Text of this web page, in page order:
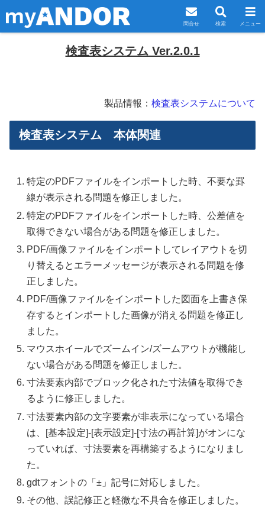
検査表システム Ver.2.0.1
製品情報： 検査表システムについて
検査表システム 本体関連
特定のPDFファイルをインポートした時、不要な罫
線が表示される問題を修正しました。
特定のPDFファイルをインポートした時、公差値を
取得できない場合がある問題を修正しました。
PDF/画像ファイルをインポートしてレイアウトを切
り替えるとエラーメッセージが表示される問題を修
正しました。
PDF/画像ファイルをインポートした図面を上書き保
存するとインポートした画像が消える問題を修正し
ました。
マウスホイールでズームイン/ズームアウトが機能し
ない場合がある問題を修正しました。
寸法要素内部でブロック化された寸法値を取得でき
るように修正しました。
寸法要素内部の文字要素が非表示になっている場合
は、[基本設定]-[表示設定]-[寸法の再計算]がオンにな
っていれば、寸法要素を再構築するようになりまし
た。
gdtフォントの「±」記号に対応しました。
その他、誤記修正と軽微な不具合を修正しました。
問合せ 検索 メニュー